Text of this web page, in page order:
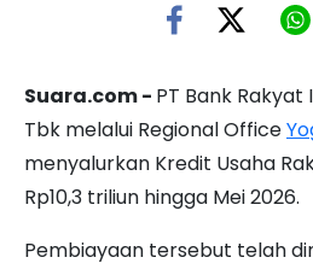
Suara.com - PT Bank
Tbk melalui Regional Office
menyalurkan Kredit Usaha
Rp10,3 triliun hingga Mei 2026.
Pembiayaan tersebut telah